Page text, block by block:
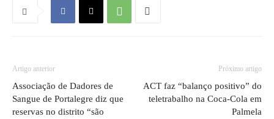
Artigo anterior
Associação de Dadores de
Sangue de Portalegre diz que
reservas no distrito “são
Próximo artigo
ACT faz “balanço positivo” do
teletrabalho na Coca-Cola em
Palmela